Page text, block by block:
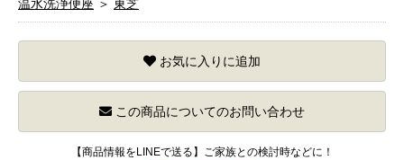
温水洗浄便座 ＞ 東芝
お気に入りに追加
この商品についてのお問い合わせ
【商品情報をLINEで送る】ご家族との検討時などに！